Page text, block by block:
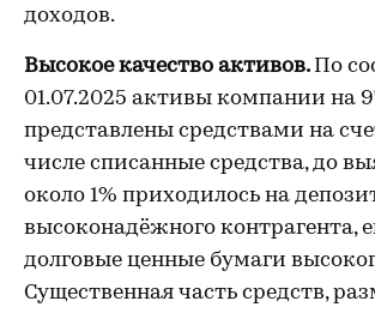
доходов.
Высокое качество активов. По
01.07.2025 активы компании на
представлены средствами на
числе списанные средства, до
около 1% приходилось на
высоконадёжного контрагента,
долговые ценные бумаги
Существенная часть средств,